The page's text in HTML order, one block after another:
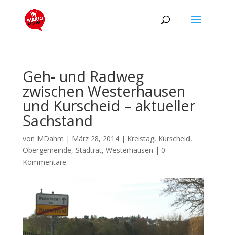
Geh- und Radweg
zwischen Westerhausen
und Kurscheid – aktueller
Sachstand
von MDahm | März 28, 2014| Kreistag, Kurscheid,
Obergemeinde, Stadtrat, Westerhausen | 0
Kommentare